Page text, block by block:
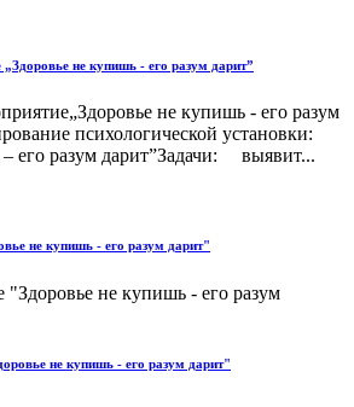
„Здоровье не купишь - его разум дарит”
не купишь - его разум
психологической установки:
его разум дарит”Задачи: выявит...
не купишь - его разум дарит"
"Здоровье не купишь - его разум
не купишь - его разум дарит"